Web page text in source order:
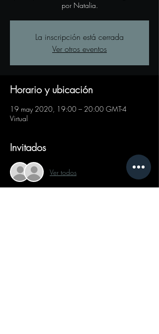
por Natalia.
La inscripción está cerrada
Ver otros eventos
Horario y ubicación
19 may 2020, 19:00 – 20:00 GMT-4
Virtual
Invitados
Ver todos